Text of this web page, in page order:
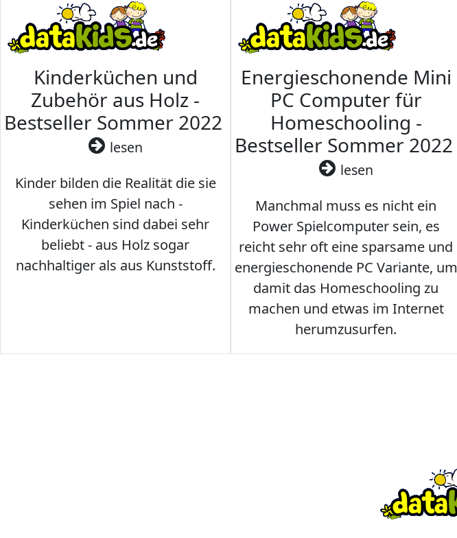
Kinderküchen und
Zubehör aus Holz -
Bestseller Sommer 2022
lesen
Kinder bilden die Realität die sie
sehen im Spiel nach -
Kinderküchen sind dabei sehr
beliebt - aus Holz sogar
nachhaltiger als aus Kunststoff.
Energieschonende Mini
PC Computer für
Homeschooling -
Bestseller Sommer 2022
lesen
Manchmal muss es nicht ein
Power Spielcomputer sein, es
reicht sehr oft eine sparsame und
energieschonende PC Variante, um
damit das Homeschooling zu
machen und etwas im Internet
herumzusurfen.